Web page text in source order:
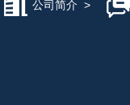
公司简介 >